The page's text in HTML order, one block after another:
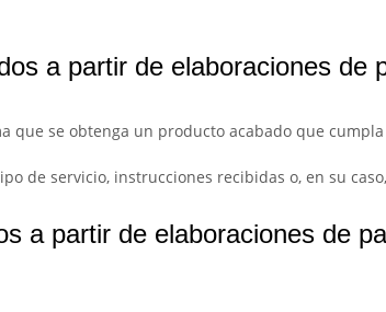
a partir de elaboraciones de
se obtenga un producto acabado que
de servicio, instrucciones recibidas o, en su
a partir de elaboraciones de